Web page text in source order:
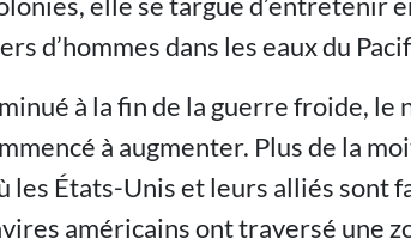
d’hommes dans les eaux du
à la fin de la guerre froide, le
à augmenter. Plus de la
les États-Unis et leurs alliés sont
américains ont traversé une